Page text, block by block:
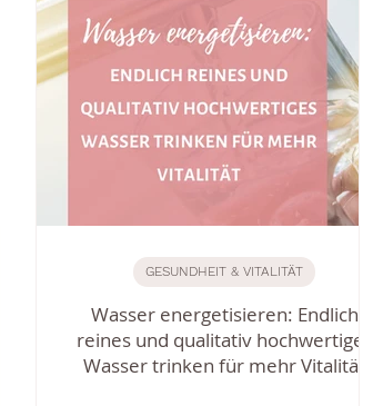
Wasser energetisieren: Endlich
reines und qualitativ hochwertiges
Wasser trinken für mehr Vitalität
GESUNDHEIT & VITALITÄT